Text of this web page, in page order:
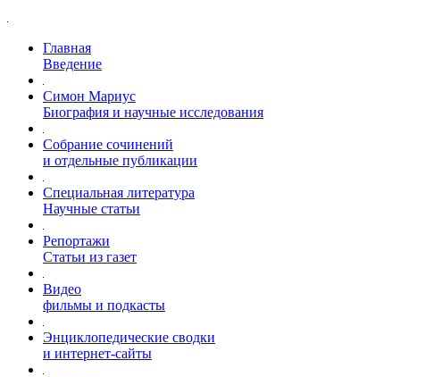
Главная
Введение
Симон Мариус
Биография и научные исследования
Собрание сочинений
и отдельные публикации
Специальная литература
Научные статьи
Репортажи
Статьи из газет
Видео
фильмы и подкасты
Энциклопедические сводки
и интернет-сайты